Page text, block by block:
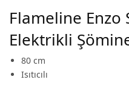
Flameline Enzo
Elektrikli
80 cm
Isıtıcılı